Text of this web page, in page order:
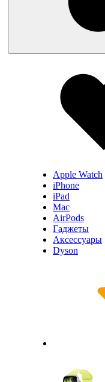
Apple Watch
iPhone
iPad
Mac
AirPods
Гаджеты
Аксессуары
Dyson